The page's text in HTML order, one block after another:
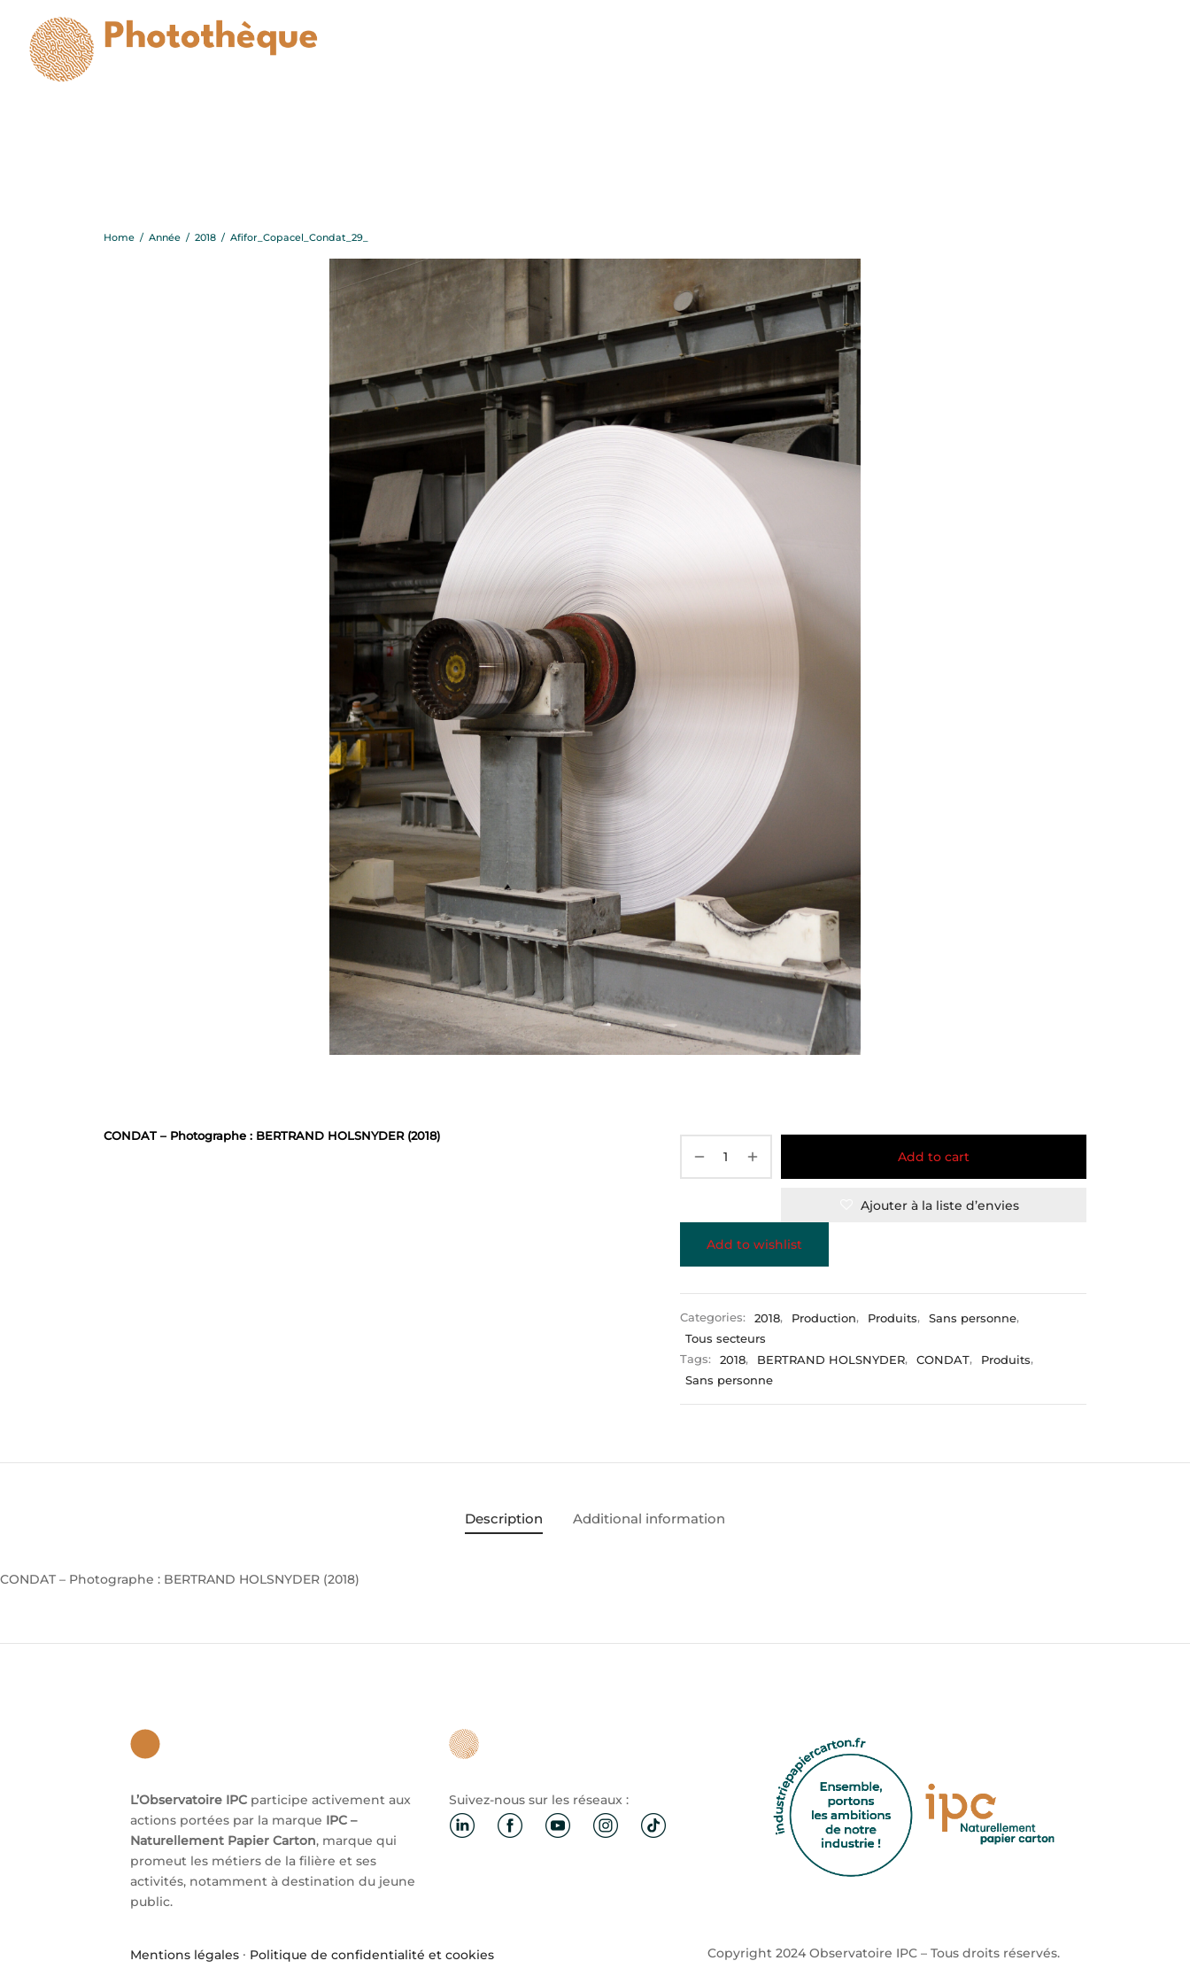
Home / Année / 2018 / Afifor_Copacel_Condat_29_
CONDAT – Photographe : BERTRAND HOLSNYDER (2018)
Add to cart
Ajouter à la liste d’envies
Add to wishlist
Categories: 2018, Production, Produits, Sans personne,
Tous secteurs
Tags:
2018, BERTRAND HOLSNYDER, CONDAT, Produits,
Sans personne
Description Additional information
CONDAT – Photographe : BERTRAND HOLSNYDER (2018)
L’Observatoire IPC participe activement aux
actions portées par la marque IPC –
Naturellement Papier Carton, marque qui
promeut les métiers de la filière et ses
activités, notamment à destination du jeune
public.
Suivez-nous sur les réseaux :
Mentions légales · Politique de confidentialité et cookies Copyright 2024 Observatoire IPC – Tous droits réservés.